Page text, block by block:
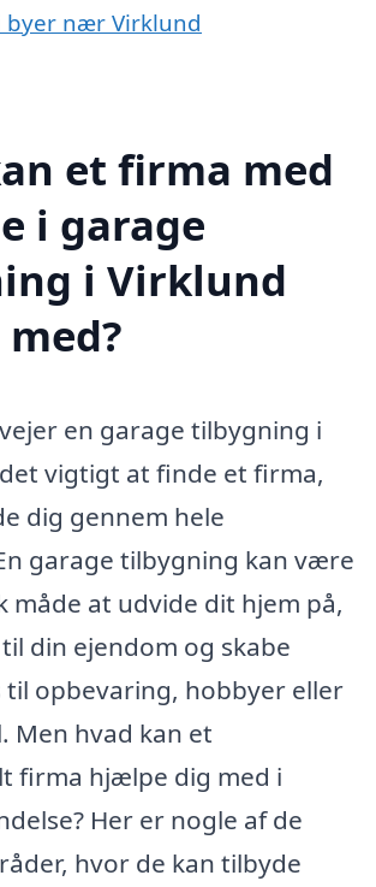
nær Virklund
et firma med
i garage
i Virklund
en garage tilbygning i
vigtigt at finde et firma,
dig gennem hele
garage tilbygning kan være
måde at udvide dit hjem på,
din ejendom og skabe
til opbevaring, hobbyer eller
Men hvad kan et
firma hjælpe dig med i
Her er nogle af de
hvor de kan tilbyde